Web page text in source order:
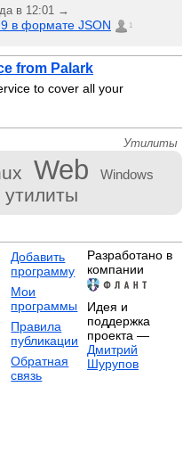
в 12:01 →
в формате JSON 1
from Palark
to cover all your
Утилиты
Web Windows
утилиты
Добавить
программу
Мои
программы
Правила
публикации
Обратная
связь
Разработано в
компании
Идея и
поддержка
проекта —
Дмитрий
Шурупов